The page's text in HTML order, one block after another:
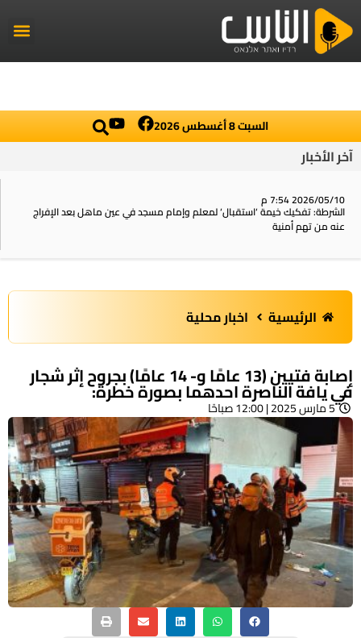
السبت 8 أغسطس 2026
آخر الأخبار
2026/05/10 7:54 م
الشرطة: تفكيك خيمة ‘استقبال‘ لمعلم وإمام مسجد في عين ماهل بعد الإفراج
عنه من تهم أمنية
الرئيسية اخبار محلية
إصابة فتيين (13 عامًا و- 14 عامًا) بجروح إثر شجار
في يافة الناصرة احدهما بصورة خطرة:
5 مارس 2025 | 12:00 صباحًا